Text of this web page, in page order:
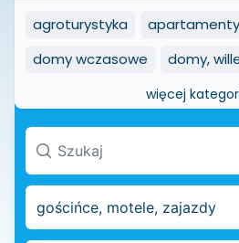
agroturystyka apartamenty
domy wczasowe
domy,
dworki, pałace, zamki
gościńce, motele, zajazdy
hostele, internaty, schroniska
mieszkania wakacyjne
ośrodki wypoczynkowe
więcej
gościńce, motele, zajazdy